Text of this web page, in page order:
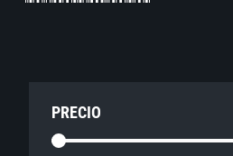
PRECIO